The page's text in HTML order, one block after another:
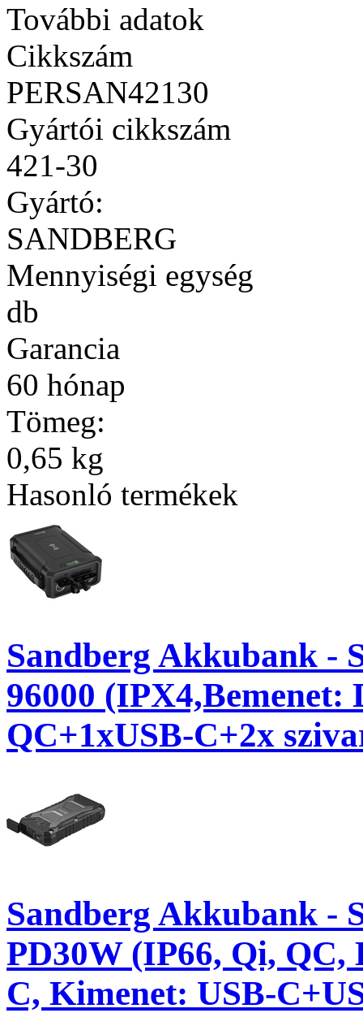
További adatok
Cikkszám
PERSAN42130
Gyártói cikkszám
421-30
Gyártó:
SANDBERG
Mennyiségi egység
db
Garancia
60 hónap
Tömeg:
0,65 kg
Hasonló termékek
Sandberg Akkubank -
96000
QC+1xUSB-C+2x
Sandberg Akkubank -
PD30W (IP66, Qi, QC,
C, Kimenet: USB-